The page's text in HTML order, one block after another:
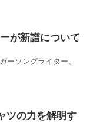
が新譜について
ーソングライター、
ツの力を解明す